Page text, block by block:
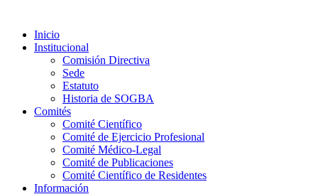
Inicio
Institucional
Comisión Directiva
Sede
Estatuto
Historia de SOGBA
Comités
Comité Científico
Comité de Ejercicio Profesional
Comité Médico-Legal
Comité de Publicaciones
Comité Científico de Residentes
Información